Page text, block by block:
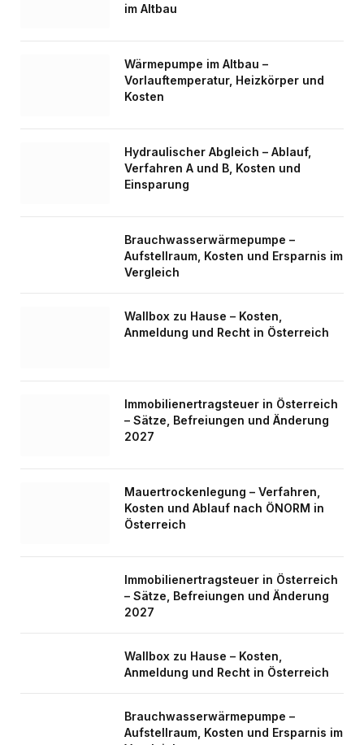
im Altbau
Wärmepumpe im Altbau –
Vorlauftemperatur, Heizkörper und
Kosten
Hydraulischer Abgleich – Ablauf,
Verfahren A und B, Kosten und
Einsparung
Brauchwasserwärmepumpe –
Aufstellraum, Kosten und Ersparnis im
Vergleich
Wallbox zu Hause – Kosten,
Anmeldung und Recht in Österreich
Immobilienertragsteuer in Österreich
– Sätze, Befreiungen und Änderung
2027
Mauertrockenlegung – Verfahren,
Kosten und Ablauf nach ÖNORM in
Österreich
Immobilienertragsteuer in Österreich
– Sätze, Befreiungen und Änderung
2027
Wallbox zu Hause – Kosten,
Anmeldung und Recht in Österreich
Brauchwasserwärmepumpe –
Aufstellraum, Kosten und Ersparnis im